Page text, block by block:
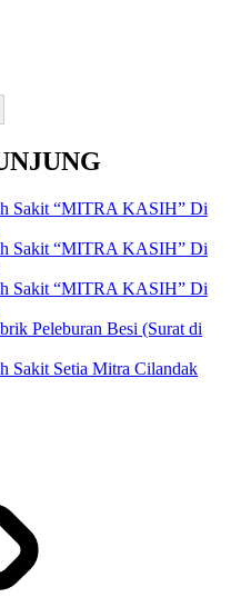
Sakit “MITRA KASIH” Di
Sakit “MITRA KASIH” Di
Sakit “MITRA KASIH” Di
Peleburan Besi (Surat di
Sakit Setia Mitra Cilandak